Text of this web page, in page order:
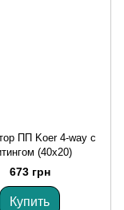
ПП Koer 4-way с
(40x20)
673 грн
Купить